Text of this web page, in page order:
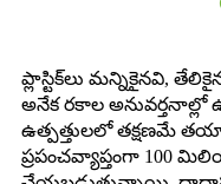
ప్లాస్టిక్‌లు మన్నికైనవి,
అనేక రకాల
ఉత్పత్తులలో తక్షణమే
ప్రపంచవ్యాప్తంగా 100